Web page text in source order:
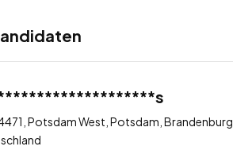
Potsdam West, Potsdam, Brandenburg,